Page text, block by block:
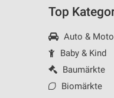
Top
Auto &
Baby & Kind
Baumärkte
Biomärkte
Werbung